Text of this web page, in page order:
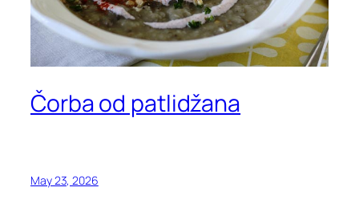
Čorba od patlidžana
May 23, 2026